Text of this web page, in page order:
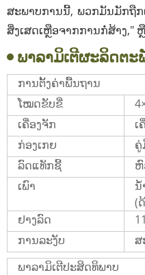
ສະພາບການນີ້, ພວກມັນມັກຖື
ສິ່ງເສດເຫຼືອຈາກການກໍ່ສ້າງ,"
ພາລາມິເຕີຜະລິດຕະ
ການຕັ້ງຄ່າພື້ນຖານ
ໂໝດຂັບຂີ່
ເຄື່ອງຈັກ
ເ
ກ່ອງເກຍ
ລົດແທັກຊີ້
ຫົ
ເພົາ
ນ້
(
ຢາງລົດ
ການລະງັບ
ສ
ພາລາມິເຕີປະສິດທິພາບ